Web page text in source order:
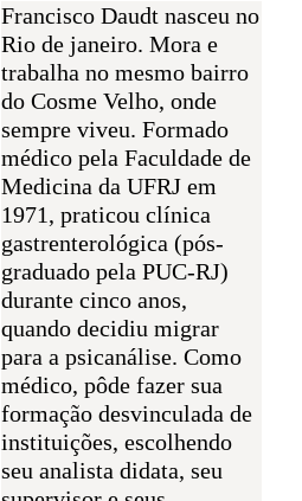
Francisco Daudt nasceu no
Rio de janeiro. Mora e
trabalha no mesmo bairro
do Cosme Velho, onde
sempre viveu. Formado
médico pela Faculdade de
Medicina da UFRJ em
1971, praticou clínica
gastrenterológica (pós-
graduado pela PUC-RJ)
durante cinco anos,
quando decidiu migrar
para a psicanálise. Como
médico, pôde fazer sua
formação desvinculada de
instituições, escolhendo
seu analista didata, seu